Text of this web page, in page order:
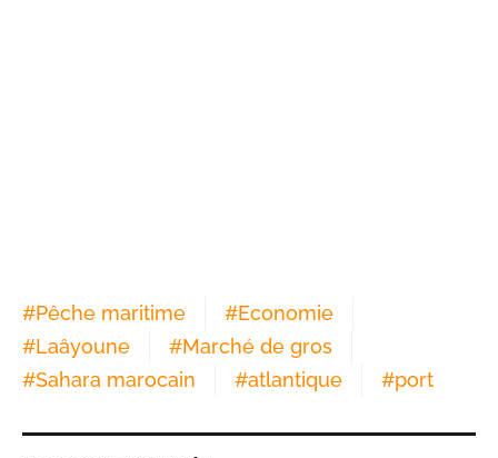
#Pêche maritime #Economie
#Laâyoune #Marché de gros
#Sahara marocain #atlantique #port